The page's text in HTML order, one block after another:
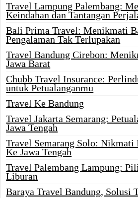
Travel Lampung Palembang:
Keindahan dan Tantangan
Bali Prima Travel: Menikmati
Pengalaman Tak Terlupakan
Travel Bandung Cirebon:
Jawa Barat
Chubb Travel Insurance:
untuk Petualanganmu
Travel Ke Bandung
Travel Jakarta Semarang:
Jawa Tengah
Travel Semarang Solo: Nikmati
Ke Jawa Tengah
Travel Palembang Lampung:
Liburan
Baraya Travel Bandung, Solusi